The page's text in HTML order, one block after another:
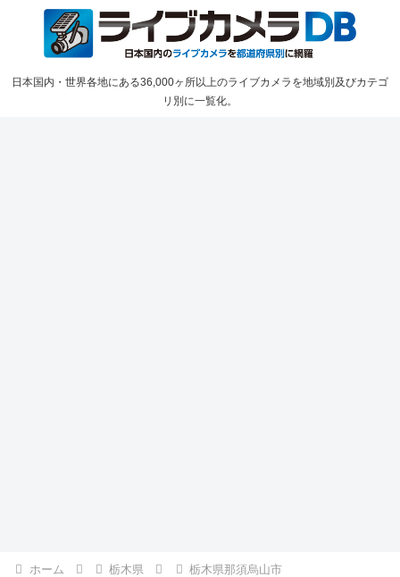
日本国内・世界各地にある36,000ヶ所以上のライブカメラを地域別及びカテゴ
リ別に一覧化。
ホーム 栃木県 栃木県那須烏山市